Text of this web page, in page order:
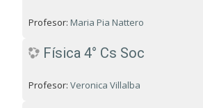
Profesor: Maria Pia Nattero
Física 4° Cs Soc
Profesor:Veronica Villalba